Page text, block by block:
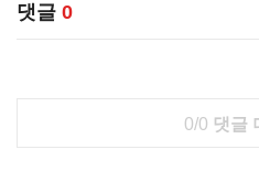
댓글 0
0/0 댓글